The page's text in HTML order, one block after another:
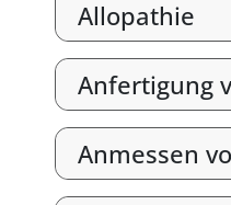
Allopathie
Anfertigung
Anmessen